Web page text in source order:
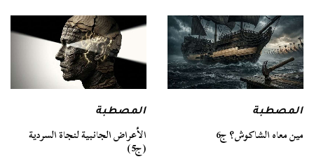
المصطبة
مين معاه الشاكوش؟ ج6
المصطبة
الأعراض الجانبية لنجاة السردية
(ج5)